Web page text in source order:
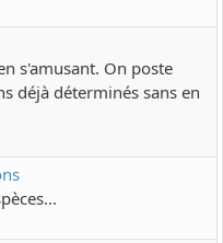
s'amusant. On poste
déjà déterminés sans en